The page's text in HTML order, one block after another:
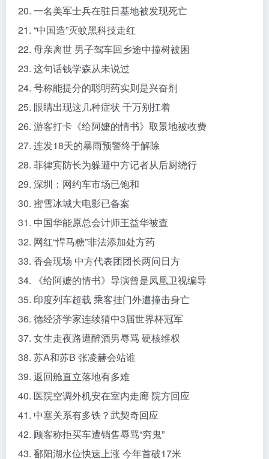
20. 一名美军士兵在驻日基地被发现死亡
21. “中国造”灭蚊黑科技走红
22. 母亲离世 男子驾车回乡途中撞树被困
23. 这句话钱学森从未说过
24. 号称能提分的聪明药实则是兴奋剂
25. 眼睛出现这几种症状 千万别扛着
26. 游客打卡《给阿嬷的情书》取景地被收费
27. 连发18天的暴雨预警终于解除
28. 菲律宾防长为躲避中方记者从后厨绕行
29. 深圳：网约车市场已饱和
30. 蜜雪冰城大电影已备案
31. 中国华能原总会计师王益华被查
32. 网红“悍马糖”非法添加处方药
33. 香会现场 中方代表团团长两问日方
34. 《给阿嬷的情书》导演曾是凤凰卫视编导
35. 印度列车超载 乘客挂门外遭撞击身亡
36. 德经济学家连续猜中3届世界杯冠军
37. 女生走夜路遭醉酒男辱骂 硬核维权
38. 苏A和苏B 张凌赫会站谁
39. 返回舱直立落地有多难
40. 医院空调外机安在室内走廊 院方回应
41. 中塞关系有多铁？武契奇回应
42. 顾客称拒买车遭销售辱骂“穷鬼”
43. 鄱阳湖水位快速上涨 今年首破17米